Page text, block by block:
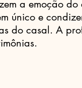
a emoção do
único e
do casal. A